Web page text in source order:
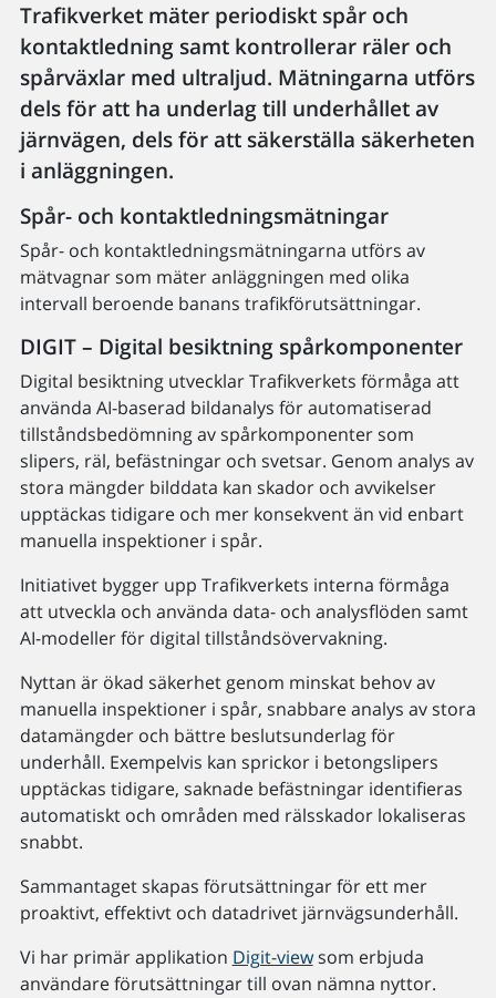
Trafikverket mäter periodiskt spår och
kontaktledning samt kontrollerar räler och
spårväxlar med ultraljud. Mätningarna utförs
dels för att ha underlag till underhållet av
järnvägen, dels för att säkerställa säkerheten
i anläggningen.
Spår- och kontaktledningsmätningar
Spår- och kontaktledningsmätningarna utförs av
mätvagnar som mäter anläggningen med olika
intervall beroende banans trafikförutsättningar.
DIGIT – Digital besiktning spårkomponenter
Digital besiktning utvecklar Trafikverkets förmåga att
använda AI-baserad bildanalys för automatiserad
tillståndsbedömning av spårkomponenter som
slipers, räl, befästningar och svetsar. Genom analys av
stora mängder bilddata kan skador och avvikelser
upptäckas tidigare och mer konsekvent än vid enbart
manuella inspektioner i spår.
Initiativet bygger upp Trafikverkets interna förmåga
att utveckla och använda data- och analysflöden samt
AI-modeller för digital tillståndsövervakning.
Nyttan är ökad säkerhet genom minskat behov av
manuella inspektioner i spår, snabbare analys av stora
datamängder och bättre beslutsunderlag för
underhåll. Exempelvis kan sprickor i betongslipers
upptäckas tidigare, saknade befästningar identifieras
automatiskt och områden med rälsskador lokaliseras
snabbt.
Sammantaget skapas förutsättningar för ett mer
proaktivt, effektivt och datadrivet järnvägsunderhåll.
Vi har primär applikation Digit-viewsom erbjuda
användare förutsättningar till ovan nämna nyttor.